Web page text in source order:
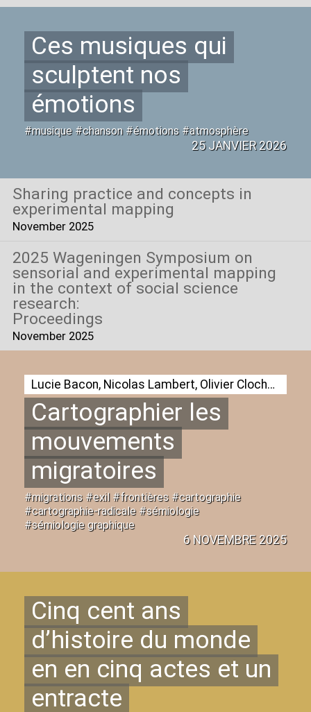
Ces musiques qui
sculptent nos
émotions
#musique #chanson #émotions #atmosphère
25 JANVIER 2026
Sharing practice and concepts in
experimental mapping
November 2025
2025 Wageningen Symposium on
sensorial and experimental mapping
in the context of social science
research:
Proceedings
November 2025
Lucie Bacon, Nicolas Lambert, Olivier Clochard, Philippe Rekacewicz, Sarah Mekdjian et Thomas Honoré
Cartographier les
mouvements
migratoires
#migrations #exil #frontières #cartographie
#cartographie-radicale #sémiologie
#sémiologie graphique
6 NOVEMBRE 2025
Cinq cent ans
d’histoire du monde
en en cinq actes et un
entracte